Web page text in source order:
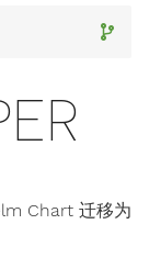
Chart 迁移为